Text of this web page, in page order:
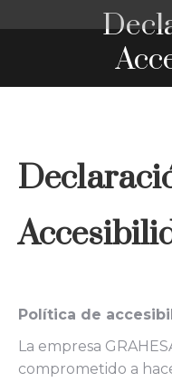
Política de
La empresa
comprometido a